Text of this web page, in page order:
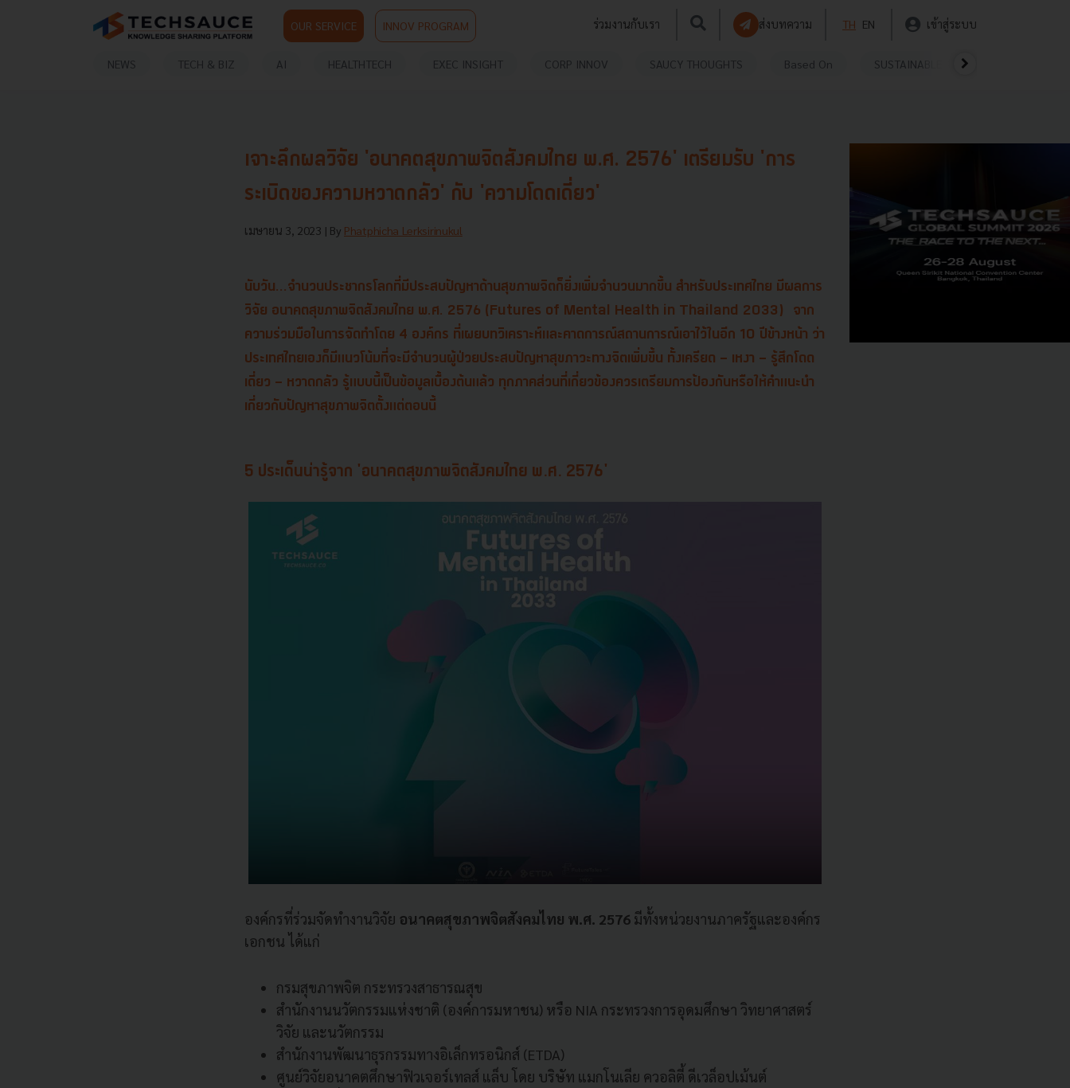
OUR SERVICE INNOV PROGRAM ร่วมงานกับเรา ส่งบทความ TH EN เข้าสู่ระบบ
NEWS TECH & BIZ AI HEALTHTECH EXEC INSIGHT CORP INNOV SAUCY THOUGHTS Based On SUSTAINABLE
เจาะลึกผลวิจัย 'อนาคตสุขภาพจิตสังคมไทย พ.ศ. 2576' เตรียมรับ 'การ
ระเบิดของความหวาดกลัว' กับ 'ความโดดเดี่ยว'
เมษายน 3, 2023 | By Phatphicha Lerksirinukul
นับวัน...จำนวนประชากรโลกที่มีประสบปัญหาด้านสุขภาพจิตก็ยิ่งเพิ่มจำนวนมากขึ้น สำหรับประเทศไทย มีผลการ
วิจัย อนาคตสุขภาพจิตสังคมไทย พ.ศ. 2576 (Futures of Mental Health in Thailand 2033)
จาก
ความร่วมมือในการจัดทำโดย 4 องค์กร ที่เผยบทวิเคราะห์และคาดการณ์สถานการณ์เอาไว้ในอีก 10 ปีข้างหน้า ว่า
ประเทศไทยเองก็มีแนวโน้มที่จะมีจำนวนผู้ป่วยประสบปัญหาสุขภาวะทางจิตเพิ่มขึ้น ทั้งเครียด - เหงา - รู้สึกโดด
เดี่ยว - หวาดกลัว รู้แบบนี้เป็นข้อมูลเบื้องต้นแล้ว ทุกภาคส่วนที่เกี่ยวข้องควรเตรียมการป้องกันหรือให้คำแนะนำ
เกี่ยวกับปัญหาสุขภาพจิตตั้งแต่ตอนนี้
5 ประเด็นน่ารู้จาก 'อนาคตสุขภาพจิตสังคมไทย พ.ศ. 2576'
องค์กรที่ร่วมจัดทำงานวิจัย อนาคตสุขภาพจิตสังคมไทย พ.ศ. 2576 มีทั้งหน่วยงานภาครัฐและองค์กร
เอกชน ได้แก่
กรมสุขภาพจิต กระทรวงสาธารณสุข
สำนักงานนวัตกรรมแห่งชาติ (องค์การมหาชน) หรือ NIA กระทรวงการอุดมศึกษา วิทยาศาสตร์
วิจัย และนวัตกรรม
สำนักงานพัฒนาธุรกรรมทางอิเล็กทรอนิกส์ (ETDA)
ศูนย์วิจัยอนาคตศึกษาฟิวเจอร์เทลส์ แล็บ โดย บริษัท แมกโนเลีย ควอลิตี้ ดีเวล็อปเม้นต์